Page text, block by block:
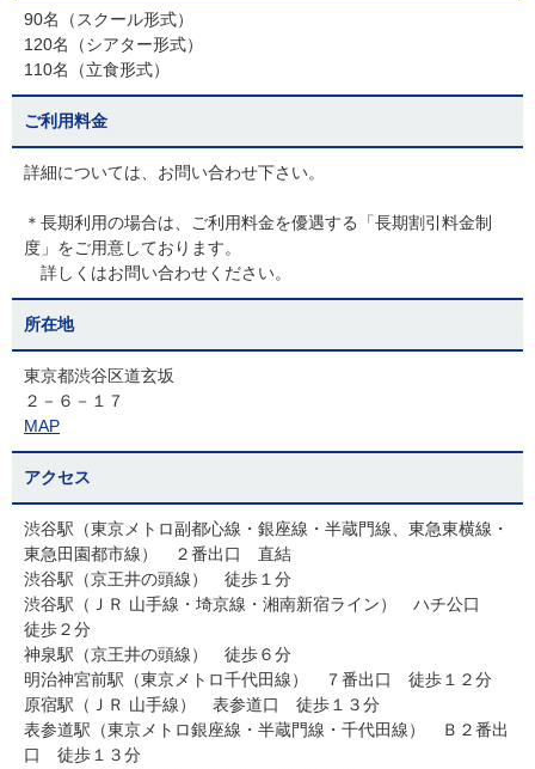
90名（スクール形式）
120名（シアター形式）
110名（立食形式）
ご利用料金
詳細については、お問い合わせ下さい。
＊長期利用の場合は、ご利用料金を優遇する「長期割引料金制
度」をご用意しております。
詳しくはお問い合わせください。
所在地
東京都渋谷区道玄坂
２－６－１７
MAP
アクセス
渋谷駅（東京メトロ副都心線・銀座線・半蔵門線、東急東横線・
東急田園都市線） ２番出口 直結
渋谷駅（京王井の頭線） 徒歩１分
渋谷駅（ＪＲ 山手線・埼京線・湘南新宿ライン） ハチ公口
徒歩２分
神泉駅（京王井の頭線） 徒歩６分
明治神宮前駅（東京メトロ千代田線） ７番出口 徒歩１２分
原宿駅（ＪＲ 山手線） 表参道口 徒歩１３分
表参道駅（東京メトロ銀座線・半蔵門線・千代田線） Ｂ２番出
口 徒歩１３分